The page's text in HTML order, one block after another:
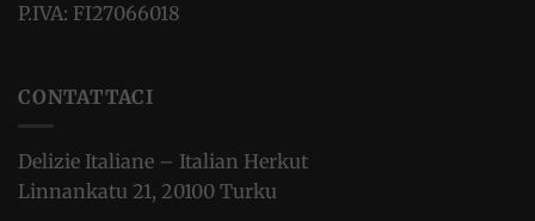
P.IVA: FI27066018
CONTATTACI
Delizie Italiane – Italian Herkut
Linnankatu 21, 20100 Turku